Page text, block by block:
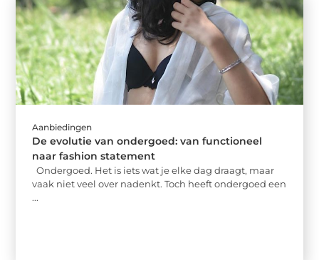
Aanbiedingen
De evolutie van ondergoed: van functioneel
naar fashion statement
Ondergoed. Het is iets wat je elke dag draagt, maar
vaak niet veel over nadenkt. Toch heeft ondergoed een
...